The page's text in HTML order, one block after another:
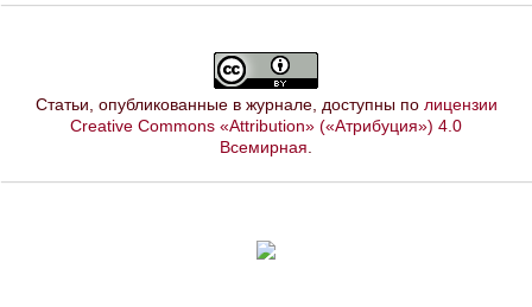
Статьи, опубликованные в журнале, доступны по лицензии
Creative Commons «Attribution» («Атрибуция») 4.0
Всемирная